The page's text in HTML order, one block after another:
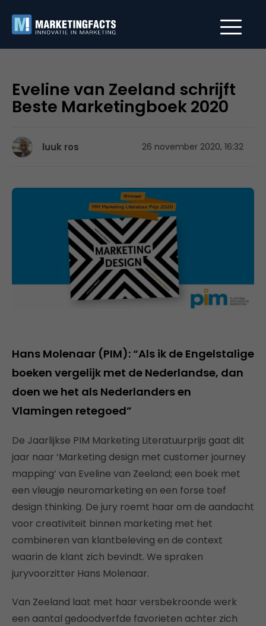
Eveline van Zeeland schrijft
Beste Marketingboek 2020
luuk ros 26 november 2020, 16:32
Hans Molenaar (PIM): “Als ik de Engelstalige
boeken vergelijk met de Nederlandse, dan
doen we het als Nederlanders en
Vlamingen retegoed”
De Jaarlijkse PIM Marketing Literatuurprijs gaat dit
jaar naar ‘Marketing design met customer journey
mapping’ van Eveline van Zeeland; een boek met
een vleugje neuromarketing en een forse toef
design thinking. De jury roemt haar om de aandacht
voor creativiteit binnen marketing met het
combineren van klantbeleving en de context
waarin de klant zich bevindt. We spraken
juryvoorzitter Hans Molenaar.
Van Zeeland laat met haar versbekroonde werk
een aantal gedoodverfde favorieten achter zich